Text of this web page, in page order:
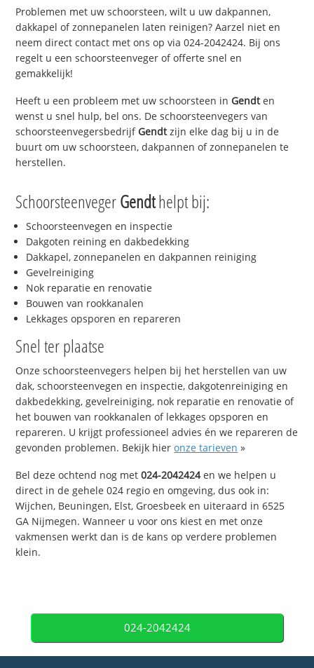
Problemen met uw schoorsteen, wilt u uw dakpannen,
dakkapel of zonnepanelen laten reinigen? Aarzel niet en
neem direct contact met ons op via 024-2042424. Bij ons
regelt u een schoorsteenveger of offerte snel en
gemakkelijk!
Heeft u een probleem met uw schoorsteen in Gendten
wenst u snel hulp, bel ons. De schoorsteenvegers van
schoorsteenvegersbedrijf Gendtzijn elke dag bij u in de
buurt om uw schoorsteen, dakpannen of zonnepanelen te
herstellen.
SchoorsteenvegerGendthelpt bij:
Schoorsteenvegen en inspectie
Dakgoten reining en dakbedekking
Dakkapel, zonnepanelen en dakpannen reiniging
Gevelreiniging
Nok reparatie en renovatie
Bouwen van rookkanalen
Lekkages opsporen en repareren
Snel ter plaatse
Onze schoorsteenvegers helpen bij het herstellen van uw
dak, schoorsteenvegen en inspectie, dakgotenreiniging en
dakbedekking, gevelreiniging, nok reparatie en renovatie of
het bouwen van rookkanalen of lekkages opsporen en
repareren. U krijgt professioneel advies én we repareren de
gevonden problemen. Bekijk hieronze tarieven »
Bel deze ochtend nog met024-2042424en we helpen u
direct in de gehele 024 regio en omgeving, dus ook in:
Wijchen, Beuningen, Elst, Groesbeek en uiteraard in 6525
GA Nijmegen. Wanneer u voor ons kiest en met onze
vakmensen werkt dan is de kans op verdere problemen
klein.
024-2042424